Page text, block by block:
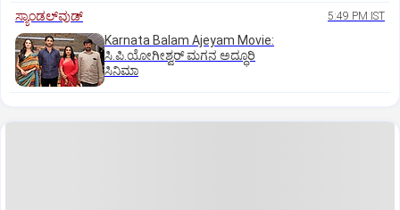
ಸ್ಯಾಂಡಲ್‌ವುಡ್‌ 5:49 PM IST
Karnata Balam Ajeyam Movie:
ಸಿ.ಪಿ.ಯೋಗೀಶ್ವರ್‌ ಮಗನ ಅದ್ಧೂರಿ
ಸಿನಿಮಾ